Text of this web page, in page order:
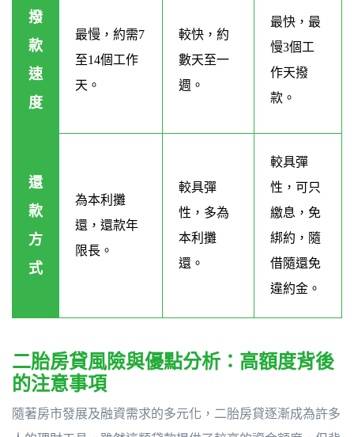
撥
款
速
度
最慢，約需7
至14個工作
天。
較快，約
數天至一
週。
最快，最
慢3個工
作天撥
款。
還
款
方
式
為本利攤
還，還款年
限長。
較具彈
性，多為
本利攤
還。
較具彈
性，可只
繳息，免
綁約，隨
借隨還免
違約金。
二胎房貸風險與優點分析：高額度背後
的注意事項
隨著房市發展及融資需求的多元化，二胎房貸逐漸成為許多